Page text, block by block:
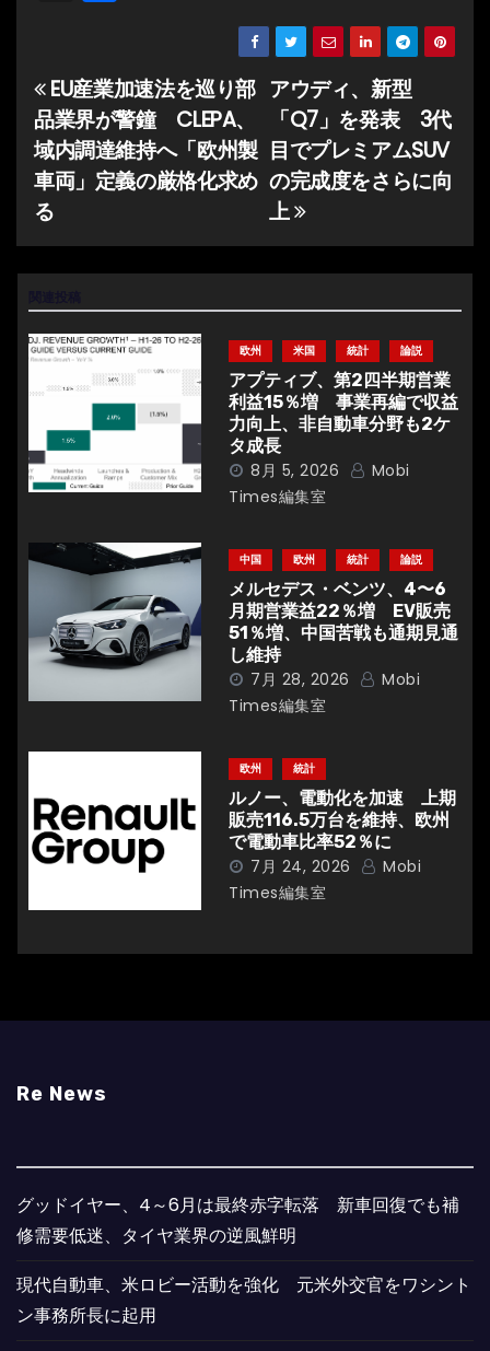
投
稿
ナ
ビ
ゲ
ー
シ
ョ
ン
アウディ、新型
「Q7」を発表 3代
目でプレミアムSUV
の完成度をさらに向
上
EU産業加速法を巡り部
品業界が警鐘 CLEPA、
域内調達維持へ「欧州製
車両」定義の厳格化求め
る
欧州 米国 統計 論説
アプティブ、第2四半期営業
利益15％増 事業再編で収益
力向上、非自動車分野も2ケ
タ成長
8月 5, 2026
Mobi
Times編集室
中国 欧州 統計 論説
メルセデス・ベンツ、4〜6
月期営業益22％増 EV販売
51％増、中国苦戦も通期見通
し維持
7月 28, 2026
Mobi
Times編集室
欧州 統計
ルノー、電動化を加速 上期
販売116.5万台を維持、欧州
で電動車比率52％に
7月 24, 2026
Mobi
Times編集室
Re News
グッドイヤー、4～6月は最終赤字転落 新車回復でも補
修需要低迷、タイヤ業界の逆風鮮明
現代自動車、米ロビー活動を強化 元米外交官をワシント
ン事務所長に起用